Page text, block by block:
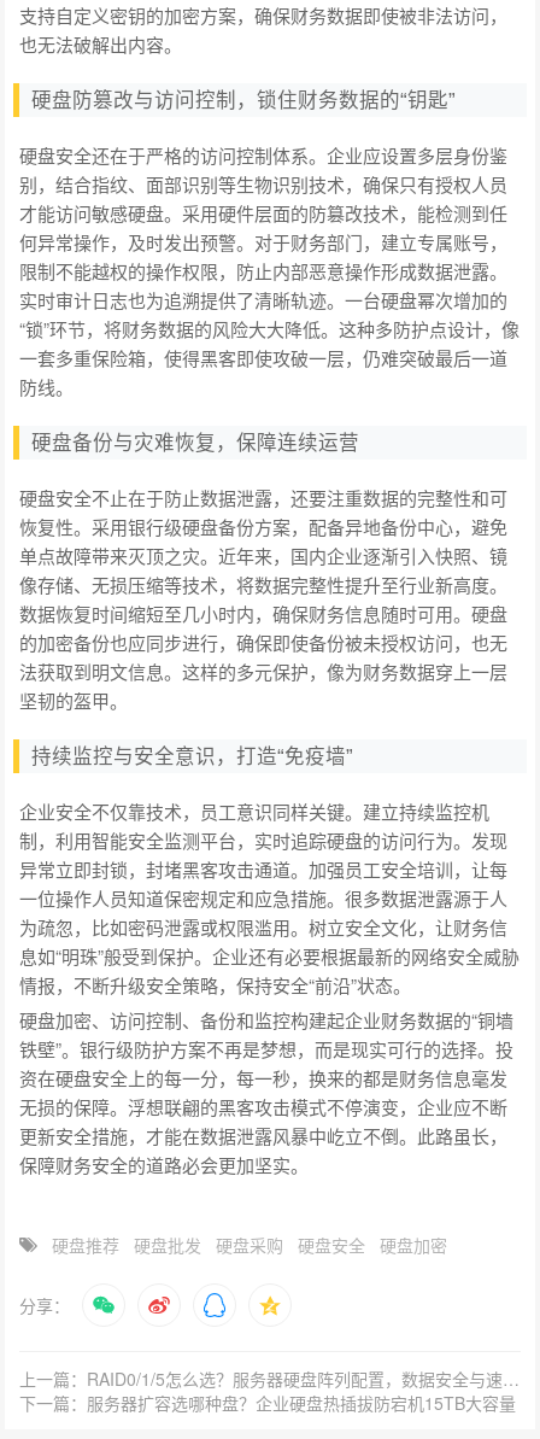
支持自定义密钥的加密方案，确保财务数据即使被非法访问，
也无法破解出内容。
硬盘防篡改与访问控制，锁住财务数据的“钥匙”
硬盘安全还在于严格的访问控制体系。企业应设置多层身份鉴
别，结合指纹、面部识别等生物识别技术，确保只有授权人员
才能访问敏感硬盘。采用硬件层面的防篡改技术，能检测到任
何异常操作，及时发出预警。对于财务部门，建立专属账号，
限制不能越权的操作权限，防止内部恶意操作形成数据泄露。
实时审计日志也为追溯提供了清晰轨迹。一台硬盘幂次增加的
“锁”环节，将财务数据的风险大大降低。这种多防护点设计，像
一套多重保险箱，使得黑客即使攻破一层，仍难突破最后一道
防线。
硬盘备份与灾难恢复，保障连续运营
硬盘安全不止在于防止数据泄露，还要注重数据的完整性和可
恢复性。采用银行级硬盘备份方案，配备异地备份中心，避免
单点故障带来灭顶之灾。近年来，国内企业逐渐引入快照、镜
像存储、无损压缩等技术，将数据完整性提升至行业新高度。
数据恢复时间缩短至几小时内，确保财务信息随时可用。硬盘
的加密备份也应同步进行，确保即使备份被未授权访问，也无
法获取到明文信息。这样的多元保护，像为财务数据穿上一层
坚韧的盔甲。
持续监控与安全意识，打造“免疫墙”
企业安全不仅靠技术，员工意识同样关键。建立持续监控机
制，利用智能安全监测平台，实时追踪硬盘的访问行为。发现
异常立即封锁，封堵黑客攻击通道。加强员工安全培训，让每
一位操作人员知道保密规定和应急措施。很多数据泄露源于人
为疏忽，比如密码泄露或权限滥用。树立安全文化，让财务信
息如“明珠”般受到保护。企业还有必要根据最新的网络安全威胁
情报，不断升级安全策略，保持安全“前沿”状态。
硬盘加密、访问控制、备份和监控构建起企业财务数据的“铜墙
铁壁”。银行级防护方案不再是梦想，而是现实可行的选择。投
资在硬盘安全上的每一分，每一秒，换来的都是财务信息毫发
无损的保障。浮想联翩的黑客攻击模式不停演变，企业应不断
更新安全措施，才能在数据泄露风暴中屹立不倒。此路虽长，
保障财务安全的道路必会更加坚实。
硬盘推荐 硬盘批发 硬盘采购 硬盘安全​ 硬盘加密
分享：
上一篇：RAID0/1/5怎么选？服务器硬盘阵列配置，数据安全与速度兼顾
下一篇：服务器扩容选哪种盘？企业硬盘热插拔防宕机15TB大容量